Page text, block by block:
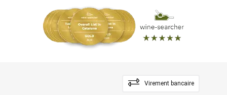
Virement bancaire